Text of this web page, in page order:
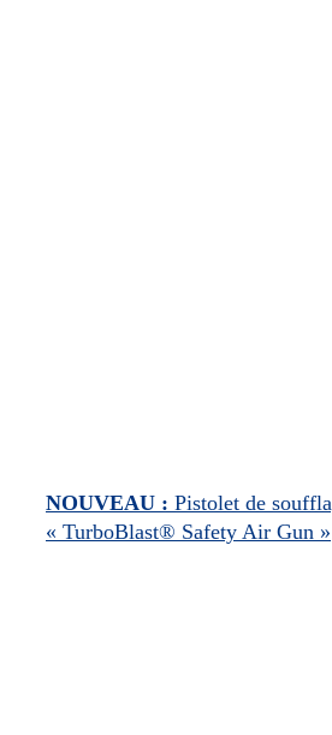
NOUVEAU : Pistolet de
« TurboBlast® Safety Air Gun »